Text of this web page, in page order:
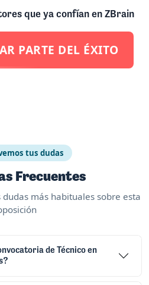
que ya confían en ZBrain
PARTE DEL ÉXITO
tus dudas
Frecuentes
más habituales sobre esta
de Técnico en